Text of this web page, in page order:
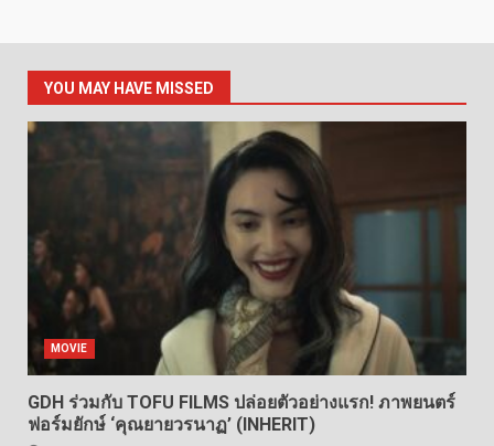
YOU MAY HAVE MISSED
MOVIE
GDH ร่วมกับ TOFU FILMS ปล่อยตัวอย่างแรก! ภาพยนตร์
ฟอร์มยักษ์ ‘คุณยายวรนาฏ’ (INHERIT)